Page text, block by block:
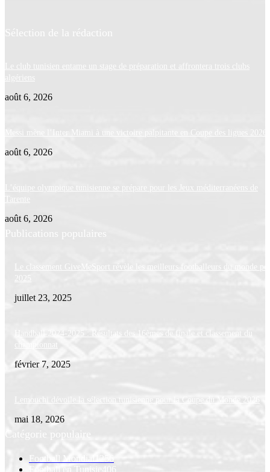
Sélection de la rédaction
Le club tunisien entame un stage de préparation et affrontera trois clubs
algériens
août 6, 2026
Messi mène l’Inter Miami à une victoire palpitante en Coupe des ligues 2026
août 6, 2026
L’équipe olympique tunisienne se prépare pour les Jeux méditerranéens de
Tarente
août 6, 2026
Publications populaires
Le classement GiveMeSport révèle les meilleurs footballeurs du monde
2025
juillet 23, 2025
Handball 2024-2025 : Résultats des 16èmes de finale et classement du
championnat
février 7, 2025
Lemouchi dévoile la sélection tunisienne pour la Coupe du Monde 2026
mai 18, 2026
Catégorie populaire
Football Mondial
1256
Football en Tunisie 406